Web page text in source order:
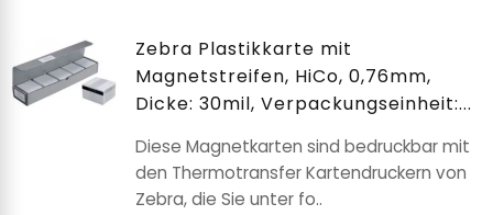
Zebra Plastikkarte mit
Magnetstreifen, HiCo, 0,76mm,
Dicke: 30mil, Verpackungseinheit:...
Diese Magnetkarten sind bedruckbar mit
den Thermotransfer Kartendruckern von
Zebra, die Sie unter fo..